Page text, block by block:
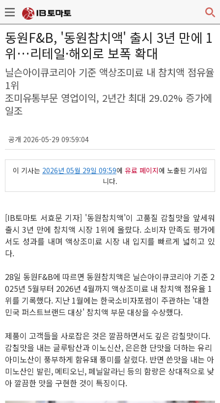
동원F&B, '동원참치액' 출시 3년 만에 1
위…리테일·해외로 보폭 확대
닐슨아이큐코리아 기준 액상조미료 내 참치액 점유율
1위
조미유통부문 영업이익, 2년간 최대 29.02% 증가에
일조
공개 2026-05-29 09:59:04
이 기사는 2026년 05월 29일 09:59에 유료 페이지에 노출된 기사입
니다.
[IB토마토 서효문 기자] '동원참치액'이 고품질 감칠맛을 앞세워
출시 3년 만에 참치액 시장 1위에 올랐다. 소비자 만족도 평가에
서도 성과를 내며 액상조미료 시장 내 입지를 빠르게 넓히고 있
다.
28일 동원F&B에 따르면 동원참치액은 닐슨아이큐코리아 기준 2
025년 5월부터 2026년 4월까지 액상조미료 내 참치액 점유율 1
위를 기록했다. 지난 1월에는 한국소비자포럼이 주관하는 '대한
민국 퍼스트브랜드 대상' 참치액 부문 대상을 수상했다.
제품이 고객들을 사로잡은 것은 깔끔하면서도 깊은 감칠맛이다.
감칠맛을 내는 글루탐산과 이노신산, 은은한 단맛을 더하는 유리
아미노산이 풍부하게 함유돼 풍미를 살렸다. 반면 쓴맛을 내는 아
미노산인 발린, 메티오닌, 페닐알라닌 등의 함량은 상대적으로 낮
아 깔끔한 맛을 구현한 것이 특징이다.